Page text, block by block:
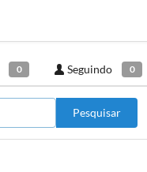
0 Seguindo 0
Pesquisar